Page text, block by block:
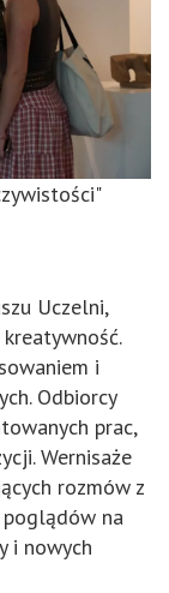
Uczelni,
i
Odbiorcy
prac,
Wernisaże
rozmów z
na
i nowych